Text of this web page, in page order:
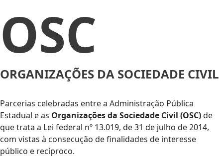
OSC
ORGANIZAÇÕES DA SOCIEDADE CIVIL
Parcerias celebradas entre a Administração Pública
Estadual e as Organizações da Sociedade Civil (OSC)de
que trata a Lei federal nº 13.019, de 31 de julho de 2014,
com vistas à consecução de finalidades de interesse
público e recíproco.